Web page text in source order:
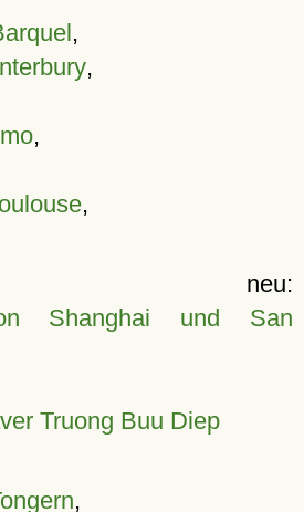
,
,
,
,
Shanghai und San
Truong Buu Diep
,